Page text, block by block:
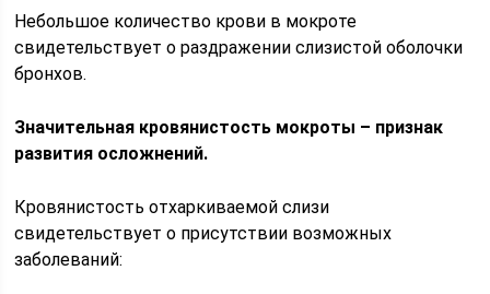
Небольшое количество крови в мокроте
свидетельствует о раздражении слизистой оболочки
бронхов.
Значительная кровянистость мокроты – признак
развития осложнений.
Кровянистость отхаркиваемой слизи
свидетельствует о присутствии возможных
заболеваний: